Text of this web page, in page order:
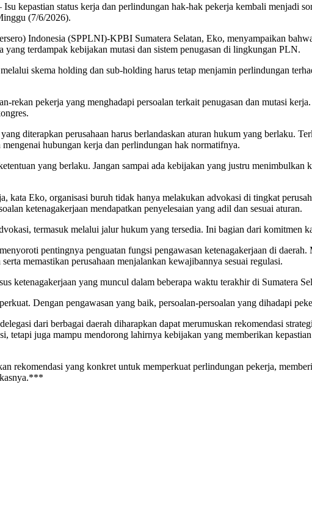
Isu kepastian status kerja dan perlindungan hak-hak pekerja kembali menjadi
(7/6/2026).
Indonesia (SPPLNI)-KPBI Sumatera Selatan, Eko, menyampaikan
yang terdampak kebijakan mutasi dan sistem penugasan di lingkungan PLN.
skema holding dan sub-holding harus tetap menjamin perlindungan
rekan pekerja yang menghadapi persoalan terkait penugasan dan mutasi
diterapkan perusahaan harus berlandaskan aturan hukum yang berlaku.
hubungan kerja dan perlindungan hak normatifnya.
yang berlaku. Jangan sampai ada kebijakan yang justru
kata Eko, organisasi buruh tidak hanya melakukan advokasi di tingkat
ketenagakerjaan mendapatkan penyelesaian yang adil dan sesuai aturan.
termasuk melalui jalur hukum yang tersedia. Ini bagian dari komitmen
pentingnya penguatan fungsi pengawasan ketenagakerjaan di
memastikan perusahaan menjalankan kewajibannya sesuai regulasi.
ketenagakerjaan yang muncul dalam beberapa waktu terakhir di Sumatera
Dengan pengawasan yang baik, persoalan-persoalan yang dihadapi
dari berbagai daerah diharapkan dapat merumuskan rekomendasi
tetapi juga mampu mendorong lahirnya kebijakan yang memberikan
rekomendasi yang konkret untuk memperkuat perlindungan pekerja,